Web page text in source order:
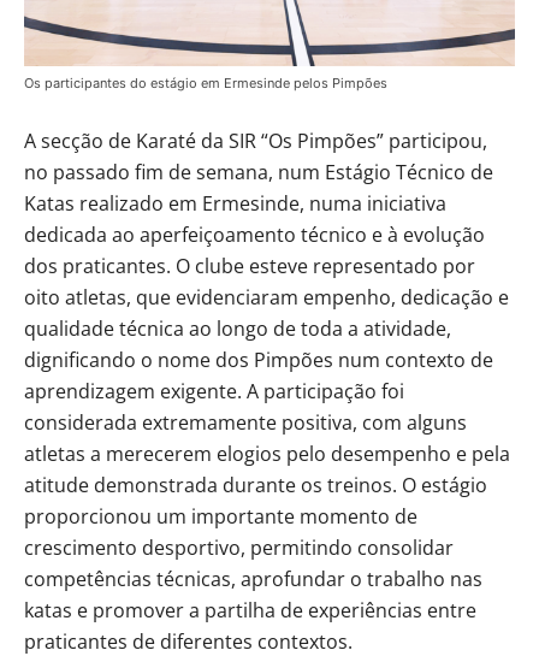
Os participantes do estágio em Ermesinde pelos Pimpões
A secção de Karaté da SIR “Os Pimpões” participou,
no passado fim de semana, num Estágio Técnico de
Katas realizado em Ermesinde, numa iniciativa
dedicada ao aperfeiçoamento técnico e à evolução
dos praticantes. O clube esteve representado por
oito atletas, que evidenciaram empenho, dedicação e
qualidade técnica ao longo de toda a atividade,
dignificando o nome dos Pimpões num contexto de
aprendizagem exigente. A participação foi
considerada extremamente positiva, com alguns
atletas a merecerem elogios pelo desempenho e pela
atitude demonstrada durante os treinos. O estágio
proporcionou um importante momento de
crescimento desportivo, permitindo consolidar
competências técnicas, aprofundar o trabalho nas
katas e promover a partilha de experiências entre
praticantes de diferentes contextos.